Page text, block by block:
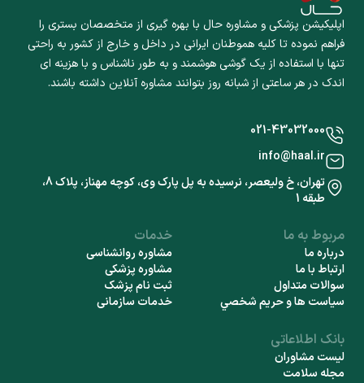
اپلیکیشن پزشکی و مشاوره حال با بهره گیری از متخصصان بستری را
فراهم نموده تا کلیه هموطنان ایرانی در داخل و خارج از کشور به راحتی
تنها با استفاده از یک گوشی هوشمند و به طور ناشناس و با هزینه ای
اندک در هر ساعتی از شبانه روز بتوانند مشاوره آنلاین داشته باشند.
مربوط به ما
درباره ما
ارتباط با ما
سوالات متداول
سياست ها و حريم شخصي
خدمات
مشاوره روانشناسی
مشاوره پزشکی
ثبت نام پزشک
خدمات سازمانی
بانک اطلاعاتی
لیست مشاوران
مجله سلامت
021-43032000
info@haal.ir
تهران، خ ولیعصر، نرسیده به پل پارک وی، کوچه مهناز، پلاک 8،
طبقه 1